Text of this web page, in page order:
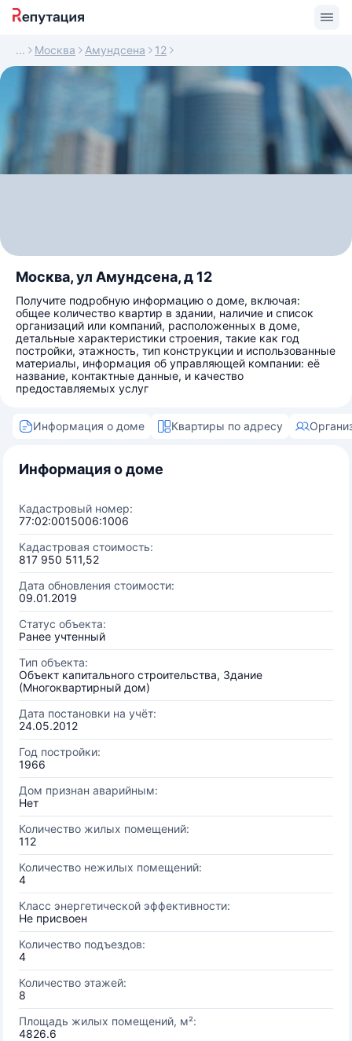
Москва Амундсена 12
Москва, ул Амундсена, д 12
Получите подробную информацию о доме, включая:
общее количество квартир в здании, наличие и список
организаций или компаний, расположенных в доме,
детальные характеристики строения, такие как год
постройки, этажность, тип конструкции и использованные
материалы, информация об управляющей компании: её
название, контактные данные, и качество
предоставляемых услуг
Информация о доме Квартиры по адресу
Информация о доме
Кадастровый номер:
77:02:0015006:1006
Кадастровая стоимость:
817 950 511,52
Дата обновления стоимости:
09.01.2019
Статус объекта:
Ранее учтенный
Тип объекта:
Объект капитального строительства, Здание
(Многоквартирный дом)
Дата постановки на учёт:
24.05.2012
Год постройки:
1966
Дом признан аварийным:
Нет
Количество жилых помещений:
112
Количество нежилых помещений:
4
Класс энергетической эффективности:
Не присвоен
Количество подъездов:
4
Количество этажей:
8
Площадь жилых помещений, м²:
4826.6